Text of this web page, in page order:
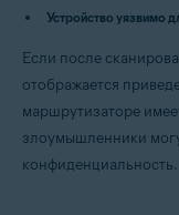
Avast Security 15.x
Avast Mobile Security
Microsoft Windows 11
разрядная версия
Устройство уязвимо
Если после
отображается
маршрутизаторе
злоумышленники
конфиденциальность.